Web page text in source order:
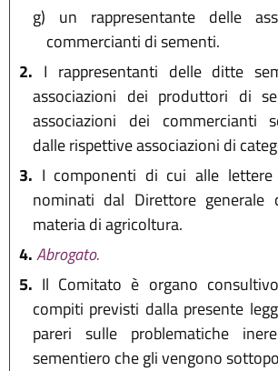
g) un rappresentante delle
commercianti di sementi.
2. I rappresentanti delle ditte
associazioni dei produttori di
associazioni dei commercianti
dalle rispettive associazioni di
3. I componenti di cui alle
nominati dal Direttore generale
materia di agricoltura.
4.Abrogato.
5. Il Comitato è organo
compiti previsti dalla presente
pareri sulle problematiche
sementiero che gli vengono